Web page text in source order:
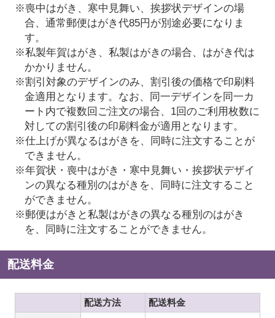
※喪中はがき、寒中見舞い、挨拶状デザインの場
合、通常郵便はがき代85円が別途必要になりま
す。
※私製年賀はがき、私製はがきの場合、はがき代は
かかりません。
※割引対象のデザインのみ、割引後の価格で印刷料
金適用となります。なお、同一デザインを同一カ
ート内で複数回ご注文の場合、1回のご利用枚数に
対しての割引後の印刷料金が適用となります。
※仕上げが異なるはがきを、同時に注文することが
できません。
※年賀状・喪中はがき・寒中見舞い・挨拶状デザイ
ンの異なる種別のはがきを、同時に注文すること
ができません。
※郵便はがきと私製はがきの異なる種別のはがき
を、同時に注文することができません。
配送料金
配送方法 配送料金